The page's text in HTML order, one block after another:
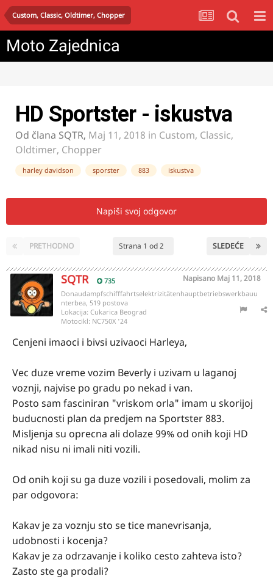
Custom, Classic, Oldtimer, Chopper
Moto Zajednica
HD Sportster - iskustva
Od člana SQTR, Maj 11, 2018 in Custom, Classic,
Oldtimer, Chopper
harley davidson sporster 883 iskustva
Napiši svoj odgovor
PRETHODNO SLEDEĆE
Strana 1 od 2
SQTR 735 Napisano Maj 11, 2018
Donaudampfschifffahrtselektrizitätenhauptbetriebswerkbauu
nterbea, 519 postova
Lokacija: Cukarica Beograd
Motocikl: NC750X '24
Cenjeni imaoci i bivsi uzivaoci Harleya,
Vec duze vreme vozim Beverly i uzivam u laganoj
voznji, najvise po gradu po nekad i van.
Posto sam fasciniran "vriskom orla" imam u skorijoj
buducnosti plan da predjem na Sportster 883.
Misljenja su oprecna ali dolaze 99% od onih koji HD
nikad nisu ni imali niti vozili.
Od onih koji su ga duze vozili i posedovali, molim za
par odgovora:
Kakav je za voznju sto se tice manevrisanja,
udobnosti i kocenja?
Kakav je za odrzavanje i koliko cesto zahteva isto?
Zasto ste ga prodali?